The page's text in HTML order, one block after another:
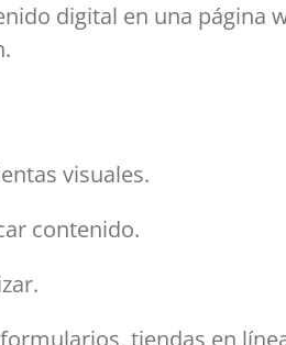
digital en una página
visuales.
contenido.
tiendas en